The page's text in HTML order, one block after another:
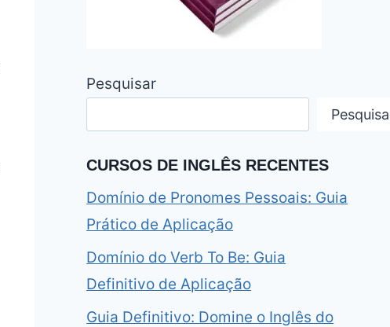
Pesquisar
CURSOS DE INGLÊS RECENTES
Domínio de Pronomes Pessoais: Guia
Prático de Aplicação
Domínio do Verb To Be: Guia
Definitivo de Aplicação
Guia Definitivo: Domine o Inglês do